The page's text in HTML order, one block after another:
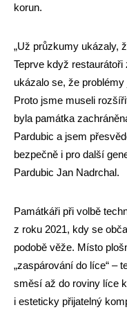
korun.
„Už průzkumy ukázaly,
Teprve když
ukázalo se, že
Proto jsme museli
byla památka
Pardubic a jsem
bezpečně i pro další
Pardubic Jan Nadrchal.
Památkáři při volbě
z roku 2021, kdy se
podobě věže. Místo
„zaspárování do líce“ –
směsí až do roviny líce
i esteticky přijatelný